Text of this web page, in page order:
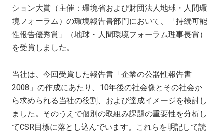
ション大賞（主催：環境省および財団法人地球・人間環
境フォーラム）の環境報告書部門において、「持続可能
性報告優秀賞」（地球・人間環境フォーラム理事長賞）
を受賞しました。
当社は、今回受賞した報告書「企業の公器性報告書
2008」の作成にあたり、10年後の社会像とその社会か
ら求められる当社の役割、および達成イメージを検討し
ました。そのうえで個別の取組み課題の重要性を分析し
てCSR目標に落とし込んでいます。これらを明記して読